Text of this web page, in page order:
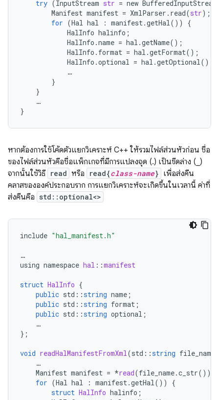
try (InputStream str = new BufferedInputStream
Manifest manifest = XmlParser . read(str);
for (Hal hal : manifest.getHal())
{
HalInfo halinfo ;
HalInfo .name = hal .getName();
HalInfo . format = hal .getFormat();
HalInfo .optional = hal .getOptional();
…
}
}
…
}
หากต้องการใช้โค้ดตัวแยกวิเคราะห์ C++ ให้รวมไฟล์ส่วนหัวก่อน ชื่อ
ของไฟล์ส่วนหัวคือชื่อแพ็กเกจที่มีการแปลงจุด (.) เป็นขีดล่าง (_)
จากนั้นใช้วิธี read หรือ read{class-name} เพื่อส่งคืน
คลาสขององค์ประกอบราก การแยกวิเคราะห์จะเกิดขึ้นในเวลานี้ ค่าที่
ส่งคืนคือ std::optional<>
include "hal_manifest.h"
…
using namespace hal ::manifest
struct HalInfo {
public std ::string name ;
public std ::string format ;
public std ::string optional ;
…
};
void readHalManifestFromXml(std ::string file_name
…
Manifest manifest = *read(file_name.c_str());
for (Hal hal : manifest.getHal())
{
struct HalInfo halinfo ;